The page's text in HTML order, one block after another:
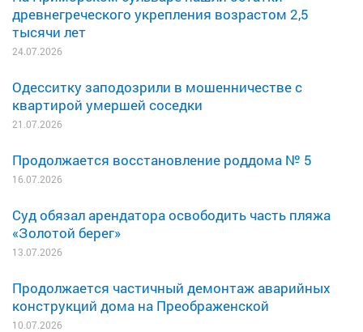
древнегреческого укрепления возрастом 2,5
тысячи лет
24.07.2026
Одесситку заподозрили в мошенничестве с
квартирой умершей соседки
21.07.2026
Продолжается восстановление роддома № 5
16.07.2026
Суд обязал арендатора освободить часть пляжа
«Золотой берег»
13.07.2026
Продолжается частичный демонтаж аварийных
конструкций дома на Преображенской
10.07.2026